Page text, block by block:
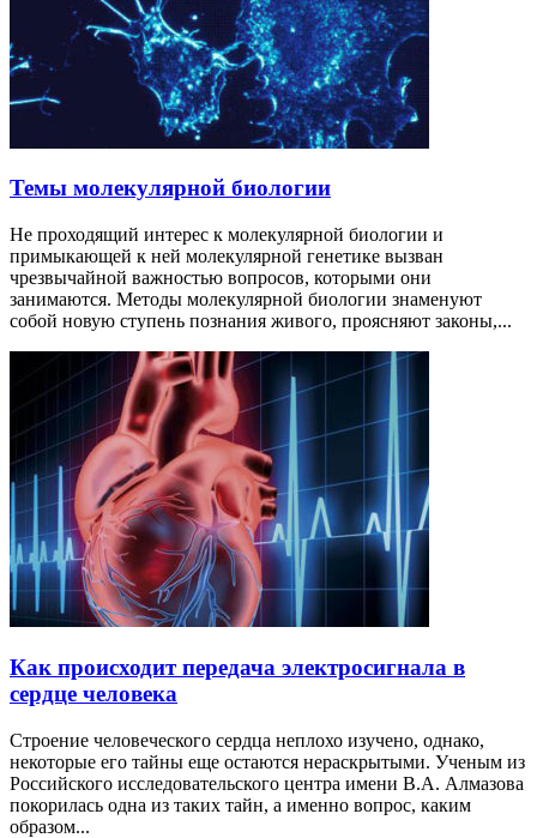
Темы молекулярной биологии
Не проходящий интерес к молекулярной биологии и
примыкающей к ней молекулярной генетике вызван
чрезвычайной важностью вопросов, которыми они
занимаются. Методы молекулярной биологии знаменуют
собой новую ступень познания живого, проясняют законы,...
Как происходит передача электросигнала в
сердце человека
Строение человеческого сердца неплохо изучено, однако,
некоторые его тайны еще остаются нераскрытыми. Ученым из
Российского исследовательского центра имени В.А. Алмазова
покорилась одна из таких тайн, а именно вопрос, каким
образом...